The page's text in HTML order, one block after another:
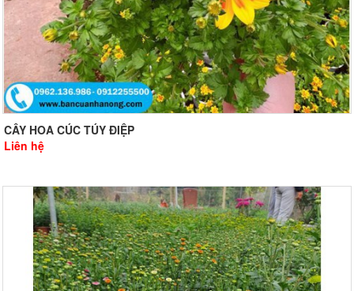
CÂY HOA CÚC TÚY ĐIỆP
Liên hệ